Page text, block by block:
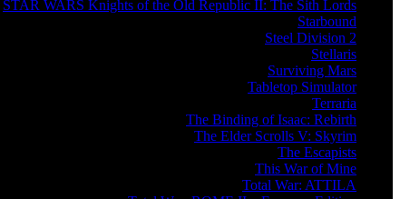
STAR WARS Knights of the Old Republic II: The Sith Lords
Starbound
Steel Division 2
Stellaris
Surviving Mars
Tabletop Simulator
Terraria
The Binding of Isaac: Rebirth
The Elder Scrolls V: Skyrim
The Escapists
This War of Mine
Total War: ATTILA